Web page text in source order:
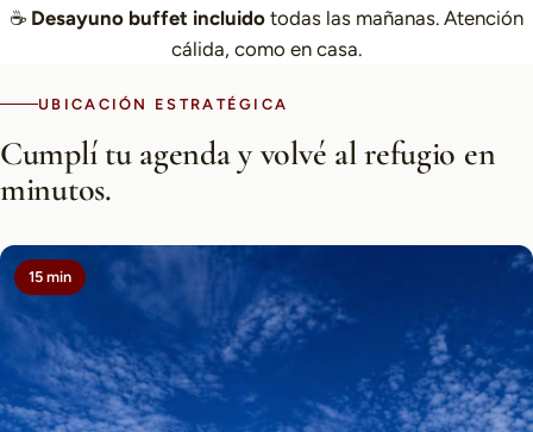
☕ Desayuno buffet incluido todas las mañanas. Atención
cálida, como en casa.
UBICACIÓN ESTRATÉGICA
Cumplí tu agenda y volvé al refugio en
minutos.
15 min